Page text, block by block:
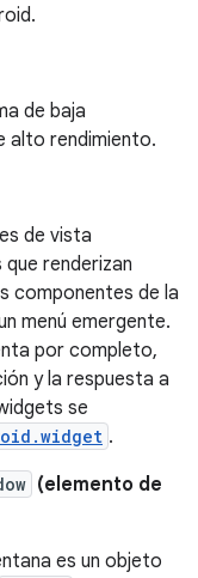
de baja
alto rendimiento.
de vista
renderizan
componentes de la
menú emergente.
por completo,
y la respuesta a
se
.
(elemento de
es un objeto